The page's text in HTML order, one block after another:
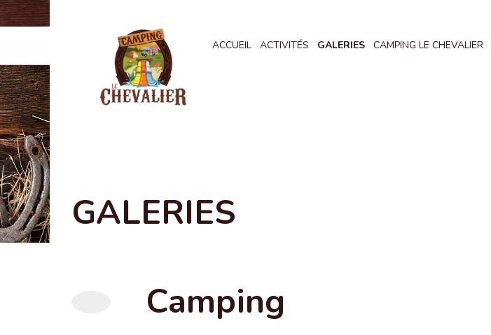
ACCUEIL ACTIVITÉS GALERIES CAMPING LE CHEVALIER
GALERIES
Camping